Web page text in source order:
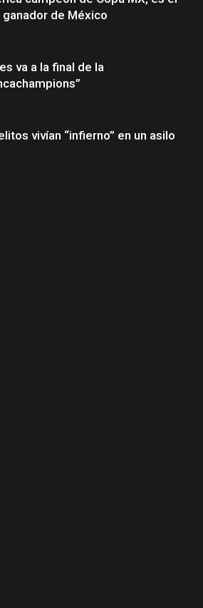
ganador de México
va a la final de la
vivían “infierno” en un asilo